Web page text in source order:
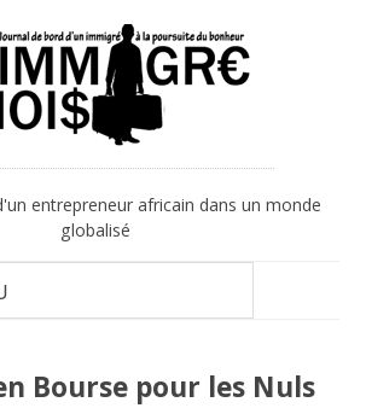
entrepreneur africain dans un monde
globalisé
Bourse pour les Nuls